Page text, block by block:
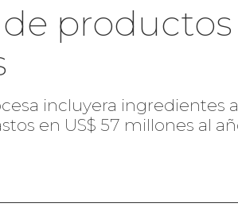
productos
incluyera ingredientes
en US$ 57 millones al